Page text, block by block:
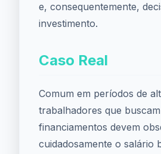
e, consequentemente,
investimento.
Caso Real
Comum em períodos de
trabalhadores que buscam
financiamentos devem
cuidadosamente o salário